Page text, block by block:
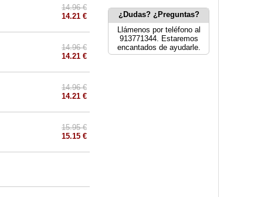
14.96 €
14.21 €
14.96 €
14.21 €
14.96 €
14.21 €
15.95 €
15.15 €
¿Dudas? ¿Preguntas?
Llámenos por teléfono al
913771344. Estaremos
encantados de ayudarle.